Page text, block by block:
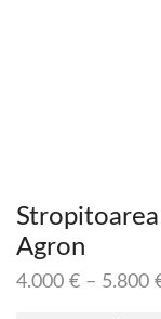
Agron
4.000 € – 5.800